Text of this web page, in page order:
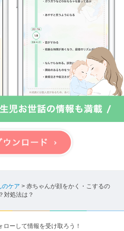
のケア > 赤ちゃんが顔をかく・こするの
対処法は？
ローして情報を受け取ろう！